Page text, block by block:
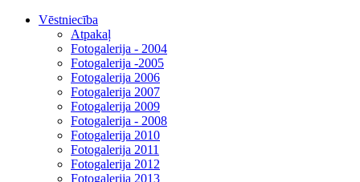
Vēstniecība
Atpakaļ
Fotogalerija - 2004
Fotogalerija -2005
Fotogalerija 2006
Fotogalerija 2007
Fotogalerija 2009
Fotogalerija - 2008
Fotogalerija 2010
Fotogalerija 2011
Fotogalerija 2012
Fotogalerija 2013